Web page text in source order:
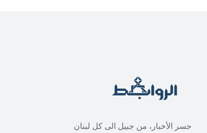
جسر الأخبار، من جبيل الى كل لبنان